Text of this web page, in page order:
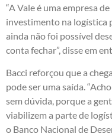
“A Vale é uma empresa
investimento na logística
ainda não foi possível
conta fechar”, disse em
Bacci reforçou que a
pode ser uma saída.
sem dúvida, porque a
viabilizem a parte de
o Banco Nacional de